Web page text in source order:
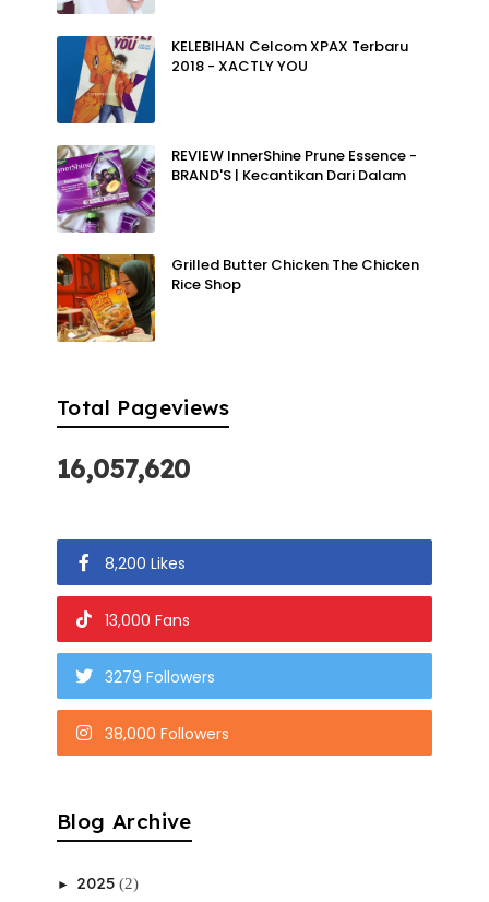
KELEBIHAN Celcom XPAX Terbaru
2018 - XACTLY YOU
REVIEW InnerShine Prune Essence -
BRAND'S | Kecantikan Dari Dalam
Grilled Butter Chicken The Chicken
Rice Shop
Total Pageviews
16,057,620
8,200 Likes
13,000 Fans
3279 Followers
38,000 Followers
Blog Archive
► 2025 (2)